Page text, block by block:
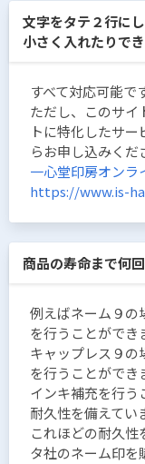
文字をタテ２行に
小さく入れたりで
すべて対応可能で
ただし、このサイ
トに特化したサ
らお申し込みくだ
一心堂印房オンラ
https://www.is-
商品の寿命まで何
例えばネーム９の
を行うことができ
キャップレス９の
を行うことができ
インキ補充を行う
耐久性を備えてい
これほどの耐久
タ社のネーム印を